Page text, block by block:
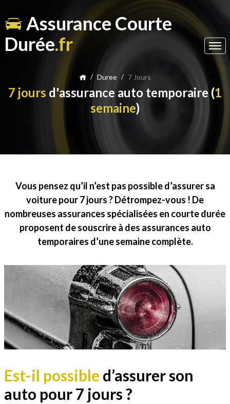
Assurance Courte
Durée.fr
/ Duree / 7 Jours
7 jours d'assurance auto temporaire (1
semaine)
Vous pensez qu’il n’est pas possible d’assurer sa
voiture pour 7 jours ? Détrompez-vous ! De
nombreuses assurances spécialisées en courte durée
proposent de souscrire à des assurances auto
temporaires d’une semaine complète.
Est-il possible d’assurer son
auto pour 7 jours ?